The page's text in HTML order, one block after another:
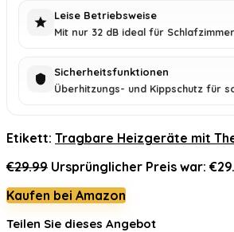
Leise Betriebsweise
Mit nur 32 dB ideal für
Sicherheitsfunktionen
Überhitzungs- und Kippschutz für
Etikett: Tragbare Heizgeräte mit
€29.99 Ursprünglicher Preis war:
Kaufen bei Amazon
Teilen Sie dieses Angebot